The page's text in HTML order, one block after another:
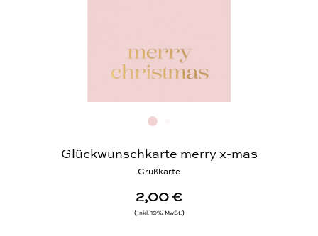
Glückwunschkarte merry x-mas
2,00 €